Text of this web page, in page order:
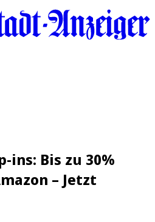
ins: Bis zu 30%
– Jetzt